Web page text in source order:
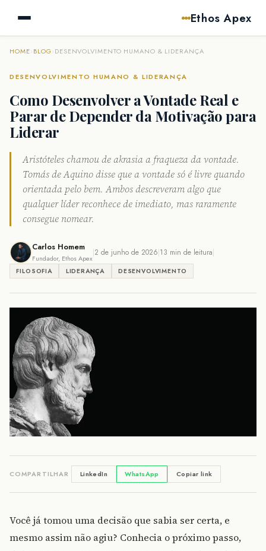
Ethos Apex
HOME›BLOG›DESENVOLVIMENTO HUMANO & LIDERANÇA
DESENVOLVIMENTO HUMANO & LIDERANÇA
Como Desenvolver a Vontade Real e
Parar de Depender da Motivação para
Liderar
Aristóteles chamou deakrasiaa fraqueza da vontade.
Tomás de Aquino disse que a vontade só é livre quando
orientada pelo bem. Ambos descreveram algo que
qualquer líder reconhece de imediato, mas raramente
consegue nomear.
Carlos Homem
Fundador, Ethos Apex
|2 de junho de 2026|13 min de leitura|
FILOSOFIA LIDERANÇA DESENVOLVIMENTO
COMPARTILHAR LinkedIn WhatsApp Copiar link
Você já tomou uma decisão que sabia ser certa, e
mesmo assim não agiu? Conhecia o próximo passo,